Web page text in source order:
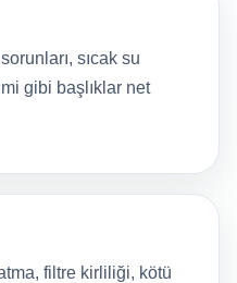
sıcak su
gibi başlıklar net
filtre kirliliği, kötü